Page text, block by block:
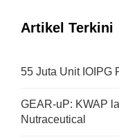
Artikel Terkini
55 Juta Unit IOIPG
GEAR-uP: KWAP
Nutraceutical